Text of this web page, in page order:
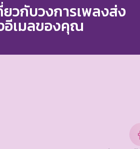
ยวกับวงการเพลงส่ง
อีเมลของคุณ